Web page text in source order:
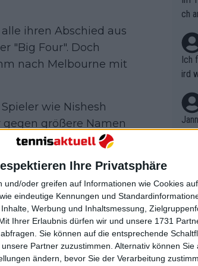
Ihre Privatsphäre
oder greifen auf Informationen wie Cookies
eindeutige Kennungen und
Werbung und Inhaltsmessung,
Ihrer Erlaubnis dürfen wir und unsere 1731
Sie können auf die entsprechende
Partner zuzustimmen. Alternativ können Sie
ändern, bevor Sie der Verarbeitung
ihren Abschied aus
"Big Four". Doch
nach Melbourne mit
wie Nishesh
gegen größere Namen
besonders
drei gesetzten in
neben
Statue geehrt
ch
Ich
ird
r in
em
t,
B.
on
n
nt.